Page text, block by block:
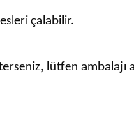
çalabilir.
lütfen ambalajı